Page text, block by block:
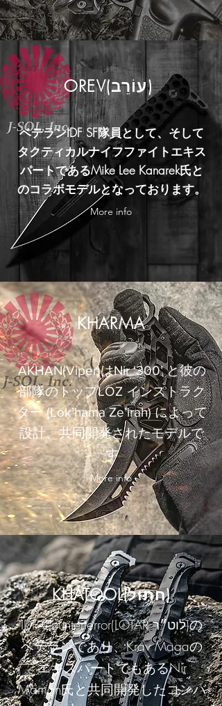
​OREV(עוֹרֵב)
ベテランIDF SF隊員として、そして
タクティカルナイフファイトエキス
パートであるMike Lee Kanarek氏と
のコラボモデルとなっております。
More info
​KHARMA
AKHAN(Viper)はNir ‘300’ と彼の
部隊のトップLOZ インストラク
ター (Lok’hama Ze’irah) によって
設計、共同開発されたモデルで
す
More info
​KHATOOL(חתול)
IDF Counterterror(LOTAR לוט״ר)の
ベテランであり、Krav Magaの
エキスパートでもあるNir
Maman氏と共同開発したコンバ